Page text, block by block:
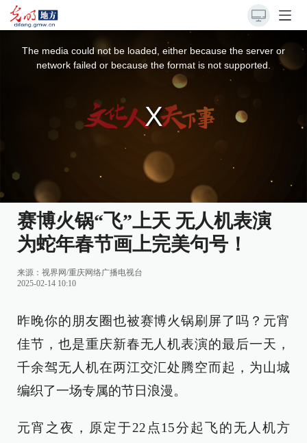
The media could not be loaded, either because the server or
network failed or because the format is not supported.
赛博火锅“飞”上天 无人机表演
为蛇年春节画上完美句号！
来源： 视界网/重庆网络广播电视台
2025-02-14 10:10
昨晚你的朋友圈也被赛博火锅刷屏了吗？元宵
佳节，也是重庆新春无人机表演的最后一天，
千余驾无人机在两江交汇处腾空而起，为山城
编织了一场专属的节日浪漫。
元宵之夜，原定于22点15分起飞的无人机方